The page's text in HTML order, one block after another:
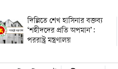
দিল্লিতে শেখ হাসিনার বক্তব্য
‘শহীদদের প্রতি অপমান’:
পররাষ্ট্র মন্ত্রণালয়